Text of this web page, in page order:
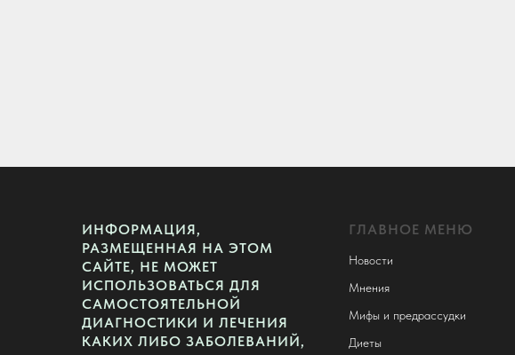
ИНФОРМАЦИЯ,
РАЗМЕЩЕННАЯ НА ЭТОМ
САЙТЕ, НЕ МОЖЕТ
ИСПОЛЬЗОВАТЬСЯ ДЛЯ
САМОСТОЯТЕЛЬНОЙ
ДИАГНОСТИКИ И ЛЕЧЕНИЯ
КАКИХ ЛИБО ЗАБОЛЕВАНИЙ,
ГЛАВНОЕ МЕНЮ
Новости
Мнения
Мифы и предрассудки
Диеты